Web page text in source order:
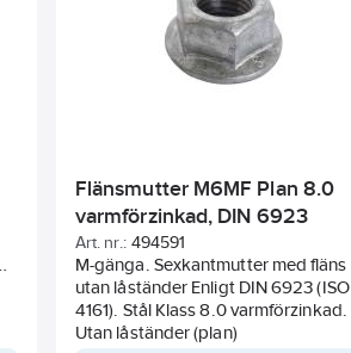
Flänsmutter M6MF Plan 8.0
varmförzinkad, DIN 6923
Art. nr.: 494591
M-gänga. Sexkantmutter med fläns
utan låständer Enligt DIN 6923 (ISO
4161). Stål Klass 8.0 varmförzinkad.
Utan låständer (plan)